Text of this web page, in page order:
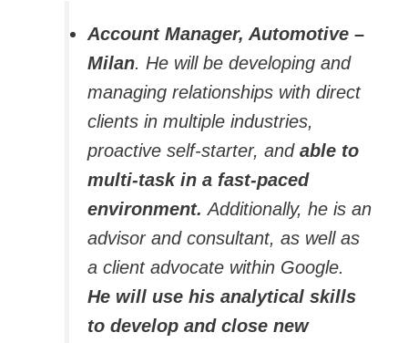
Account Manager, Automotive –
Milan. He will be developing and
managing relationships with direct
clients in multiple industries,
proactive self-starter, andable to
multi-task in a fast-paced
environment.Additionally, he is an
advisor and consultant, as well as
a client advocate within Google.
He will use his analytical skills
to develop and close new